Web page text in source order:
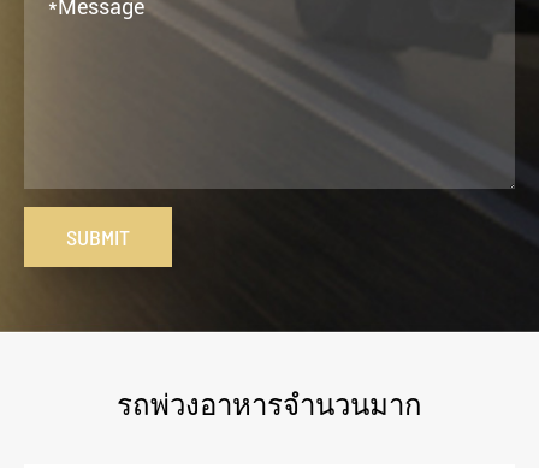
SUBMIT
รถพ่วงอาหารจำนวนมาก